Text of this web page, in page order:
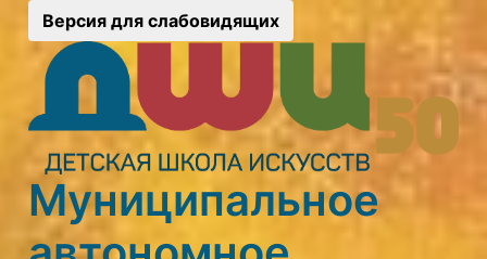
Версия для слабовидящих
Муниципальное